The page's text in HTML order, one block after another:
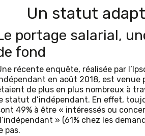
Un statut
portage salarial,
fond
récente enquête, réalisée par
en août 2018, est venue
de plus en plus nombreux à
statut d’indépendant. En effet,
49% à être « intéressés ou
» (61% chez les
pas.